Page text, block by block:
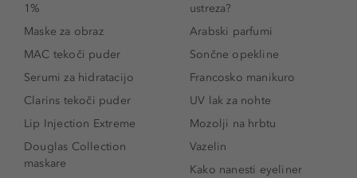
1%
Maske za obraz
MAC tekoči puder
Serumi za hidratacijo
Clarins tekoči puder
Lip Injection Extreme
Douglas Collection
maskare
ustreza?
Arabski parfumi
Sončne opekline
Francosko manikuro
UV lak za nohte
Mozolji na hrbtu
Vazelin
Kako nanesti eyeliner